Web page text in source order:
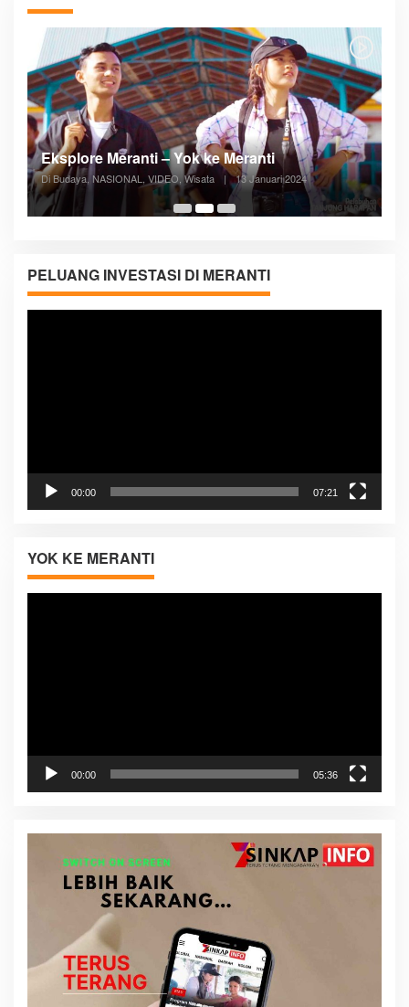
05:08
Posyandu Melayani Semua Siklus Hidup
Di ADVERTORIAL, Kesehatan, VIDEO 27 Desember 2023
PELUANG INVESTASI DI MERANTI
00:00 07:21
YOK KE MERANTI
Pemutar
00:00 05:36